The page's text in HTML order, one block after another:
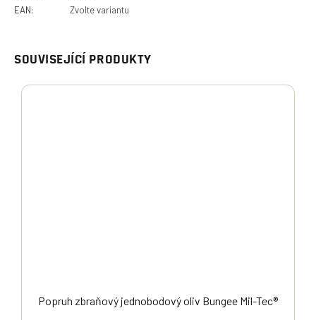
SOUVISEJÍCÍ PRODUKTY
Popruh zbraňový jednobodový oliv Bungee Mil-Tec®
EAN: Zvolte variantu